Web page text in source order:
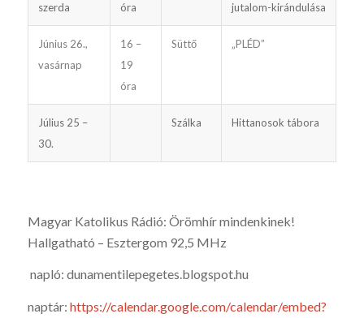
szerda
óra
jutalom-kirándulása
Június 26.,
vasárnap
16 –
19
óra
Süttő „PLÉD”
Július 25 –
30.
Szálka Hittanosok tábora
Magyar Katolikus Rádió: Örömhír mindenkinek!
Hallgatható – Esztergom 92,5 MHz
napló: dunamentilepegetes.blogspot.hu
naptár: https://calendar.google.com/calendar/embed?